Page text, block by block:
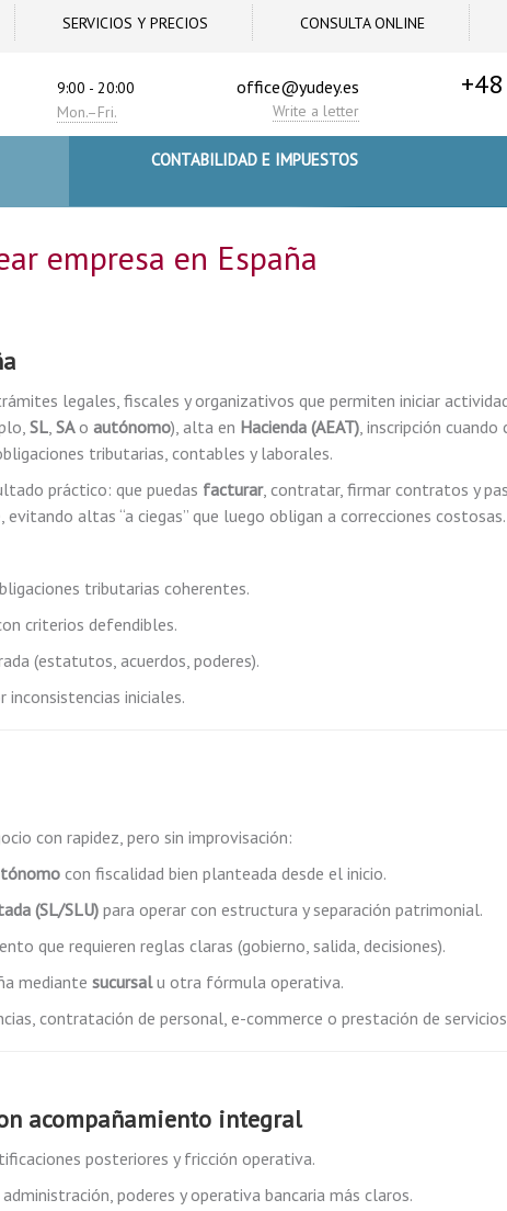
SERVICIOS Y PRECIOS CONSULTA ONLINE
9:00 - 20:00
Mon.–Fri.
office@yudey.es
Write a letter
CONTABILIDAD E IMPUESTOS
empresa en España
legales, fiscales y organizativos que permiten iniciar
SL, SAo autónomo), alta en Hacienda (AEAT), inscripción cuando
tributarias, contables y laborales.
práctico: que puedas facturar, contratar, firmar contratos y
altas “a ciegas” que luego obligan a correcciones costosas.
tributarias coherentes.
criterios defendibles.
(estatutos, acuerdos, poderes).
inconsistencias iniciales.
con rapidez, pero sin improvisación:
con fiscalidad bien planteada desde el inicio.
(SL/SLU)para operar con estructura y separación patrimonial.
que requieren reglas claras (gobierno, salida, decisiones).
mediante sucursalu otra fórmula operativa.
contratación de personal, e-commerce o prestación de
acompañamiento integral
posteriores y fricción operativa.
poderes y operativa bancaria más claros.